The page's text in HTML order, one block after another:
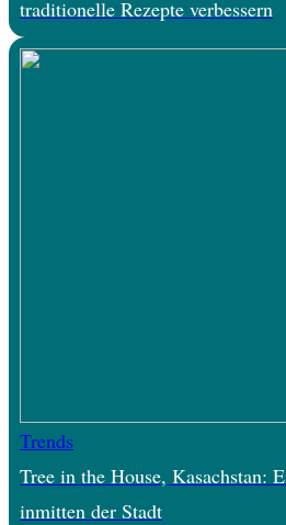
traditionelle Rezepte verbessern
Trends
Tree in the House, Kasachstan:
inmitten der Stadt